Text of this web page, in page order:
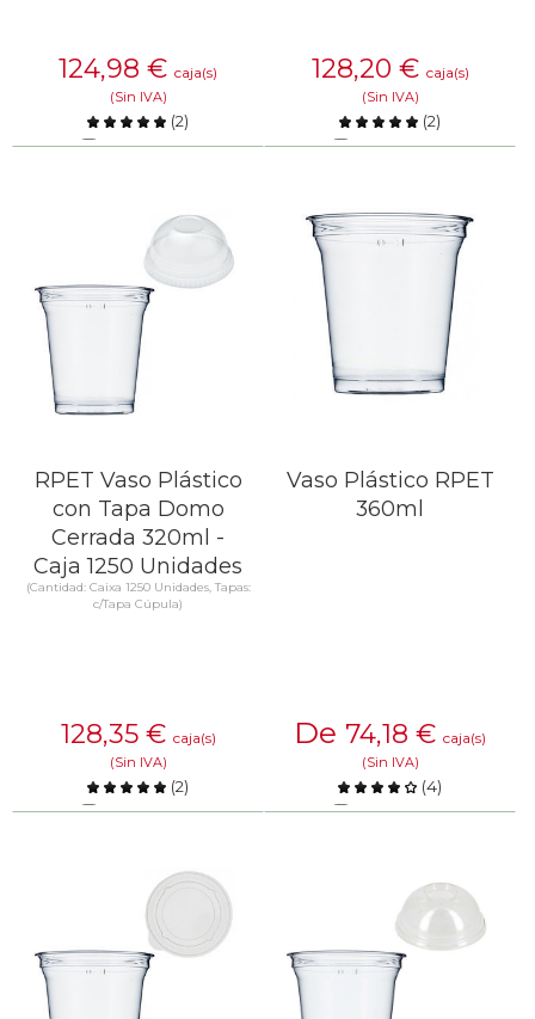
124,98 € caja(s)
(Sin IVA)
(2)
Comparar
128,20 € caja(s)
(Sin IVA)
(2)
Comparar
RPET Vaso Plástico
con Tapa Domo
Cerrada 320ml -
Caja 1250 Unidades
(Cantidad: Caixa 1250 Unidades, Tapas:
c/Tapa Cúpula)
128,35 € caja(s)
(Sin IVA)
(2)
Comparar
Vaso Plástico RPET
360ml
De 74,18 € caja(s)
(Sin IVA)
(4)
Comparar